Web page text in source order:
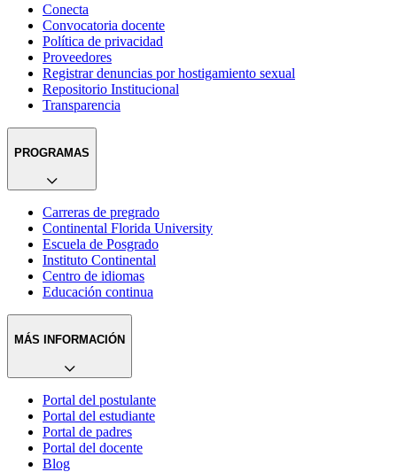
Conecta
Convocatoria docente
Política de privacidad
Proveedores
Registrar denuncias por hostigamiento sexual
Repositorio Institucional
Transparencia
PROGRAMAS
Carreras de pregrado
Continental Florida University
Escuela de Posgrado
Instituto Continental
Centro de idiomas
Educación continua
MÁS INFORMACIÓN
Portal del postulante
Portal del estudiante
Portal de padres
Portal del docente
Blog